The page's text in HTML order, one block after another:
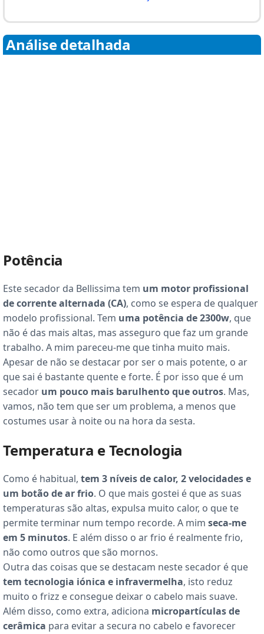
Análise detalhada
Potência
Este secador da Bellissima tem um motor profissional
de corrente alternada (CA), como se espera de qualquer
modelo profissional. Tem uma potência de 2300w, que
não é das mais altas, mas asseguro que faz um grande
trabalho. A mim pareceu-me que tinha muito mais.
Apesar de não se destacar por ser o mais potente, o ar
que sai é bastante quente e forte. É por isso que é um
secador um pouco mais barulhento que outros. Mas,
vamos, não tem que ser um problema, a menos que
costumes usar à noite ou na hora da sesta.
Temperatura e Tecnologia
Como é habitual, tem 3 níveis de calor, 2 velocidades e
um botão de ar frio. O que mais gostei é que as suas
temperaturas são altas, expulsa muito calor, o que te
permite terminar num tempo recorde. A mim seca-me
em 5 minutos. E além disso o ar frio é realmente frio,
não como outros que são mornos.
Outra das coisas que se destacam neste secador é que
tem tecnologia iónica e infravermelha, isto reduz
muito o frizz e consegue deixar o cabelo mais suave.
Além disso, como extra, adiciona micropartículas de
cerâmica para evitar a secura no cabelo e favorecer